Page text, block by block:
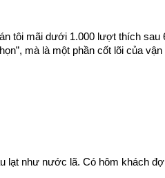
tôi mãi dưới 1.000 lượt thích
mà là một phần cốt lõi của vận
lạt như nước lã. Có hôm khách